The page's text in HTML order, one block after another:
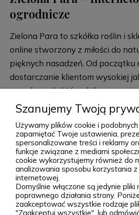
ogrodnicze
Zielona Para to szkółka roślin i
online stworzony z miłości do
pięknych nasadzeń. Od początku
dostarczanie klientom wysokiej
ogrodowych, które dobrze
posadzeniu i przez lata zdobią
rabaty, skalniaki, ogrody
większe kompozycje
stoją Wiktor i Klaudia, którzy z
dobierają każdą odmianę
ofercie. W sprzedaży znajdziesz
sprawdzone, klasyczne gatunki,
bardziej unikatowe krzewy
rozwiń więcej
Podgórna 9, 97-565 Brudzice
+48 793 037 145
kontakt@zielonapara.pl
Szanujemy Twoją
Używamy plików cookie i
zapamiętać Twoje ustawienia,
spersonalizowane treści i reklamy
funkcje związane z mediami
cookie wykorzystujemy również do
analizowania sposobu korzystania
internetowej.
Domyślnie włączone są jedynie pliki
poprawnego działania strony.
zaakceptować wszystkie rodzaje
"Zaakceptuj wszystkie", lub